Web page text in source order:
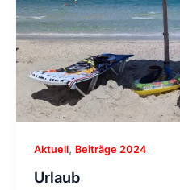
Aktuell, Beiträge 2024
Urlaub